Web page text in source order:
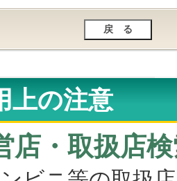
上の注意
店・取扱店